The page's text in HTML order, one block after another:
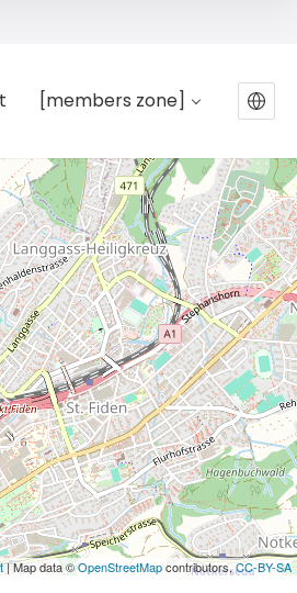
[members zone]
| Map data ©OpenStreetMapcontributors,CC-BY-SA